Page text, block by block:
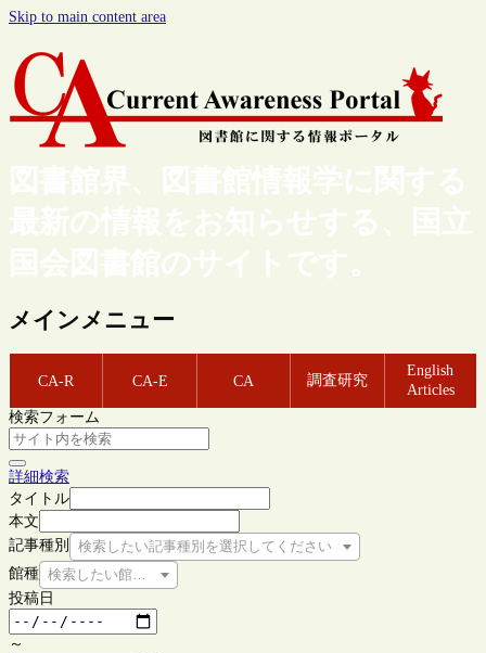
Skip to main content area
図書館界、図書館情報学に関する
最新の情報をお知らせする、国立
国会図書館のサイトです。
メインメニュー
CA-R CA-E CA 調査研究
English
Articles
検索フォーム
詳細検索
タイトル
本文
記事種別
検索したい記事種別を選択してください
館種 検索したい館種を選択してください
投稿日
～